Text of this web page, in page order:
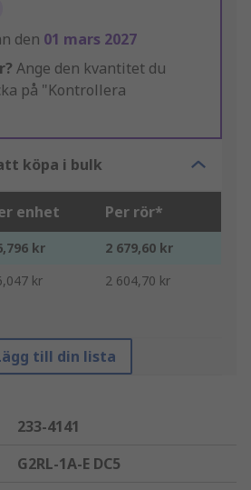
den 01 mars 2027
Ange den kvantitet du
på "Kontrollera
köpa i bulk
enhet Per rör*
kr
2 679,60 kr
kr 2 604,70 kr
till din lista
233-4141
G2RL-1A-E DC5